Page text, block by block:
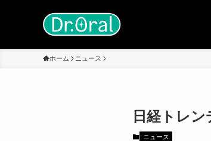
ホーム ニュース
日経トレ
ニュース